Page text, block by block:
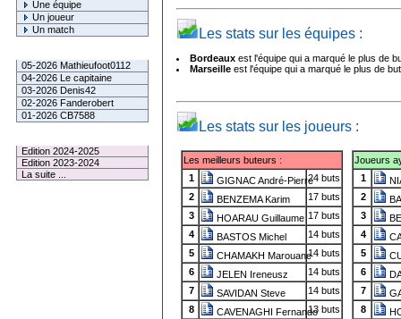
Une équipe
Un joueur
Un match
05-2026 Mathieufoot0112
04-2026 Le capitaine
03-2026 Denis42
02-2026 Fanderobert
01-2026 CB7588
Edition 2024-2025
Edition 2023-2024
La suite ...
Les stats sur les équipes :
Bordeauxest l'équipe qui a marqué le plus de
Marseilleest l'équipe qui a marqué le plus de
Les stats sur les joueurs :
Les meilleurs buteurs :
1
GIGNAC André-Pierre24 buts
2
BENZEMA Karim
17 buts
3
HOARAU Guillaume 17 buts
4
BASTOS Michel
14 buts
5
CHAMAKH Marouane14 buts
6
JELEN Ireneusz
14 buts
7
SAVIDAN Steve
14 buts
8
CAVENAGHI Fernando13 buts
Joueurs
1
2
3
4
5
6
7
8